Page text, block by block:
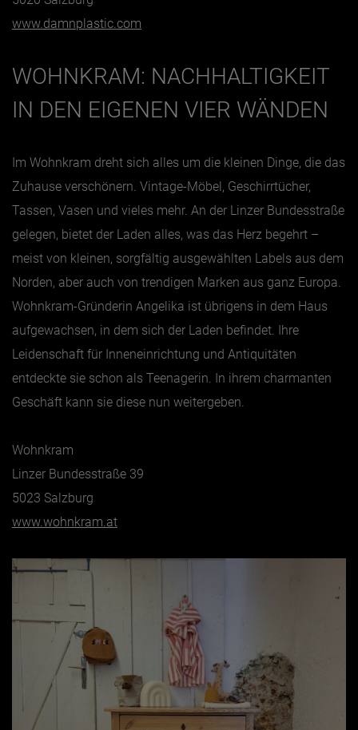
www.damnplastic.com
WOHNKRAM: NACHHALTIGKEIT
IN DEN EIGENEN VIER WÄNDEN
Im Wohnkram dreht sich alles um die kleinen Dinge, die das
Zuhause verschönern. Vintage-Möbel, Geschirrtücher,
Tassen, Vasen und vieles mehr. An der Linzer Bundesstraße
gelegen, bietet der Laden alles, was das Herz begehrt –
meist von kleinen, sorgfältig ausgewählten Labels aus dem
Norden, aber auch von trendigen Marken aus ganz Europa.
Wohnkram-Gründerin Angelika ist übrigens in dem Haus
aufgewachsen, in dem sich der Laden befindet. Ihre
Leidenschaft für Inneneinrichtung und Antiquitäten
entdeckte sie schon als Teenagerin. In ihrem charmanten
Geschäft kann sie diese nun weitergeben.
Wohnkram
Linzer Bundesstraße 39
5023 Salzburg
www.wohnkram.at